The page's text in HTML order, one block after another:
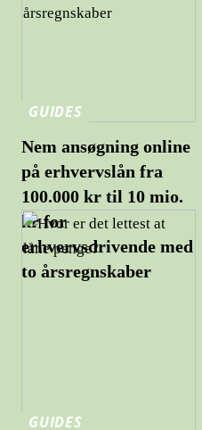
GUIDES
Nem ansøgning online
på erhvervslån fra
100.000 kr til 10 mio.
kr for
erhvervsdrivende med
to årsregnskaber
GUIDES